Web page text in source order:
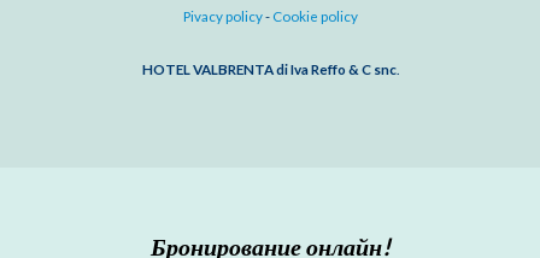
Pivacy policy- Cookie policy
HOTEL VALBRENTA di Iva Reffo & C snc.
Бронирование онлайн!